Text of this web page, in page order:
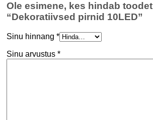
Ole esimene, kes hindab toodet
“Dekoratiivsed pirnid 10LED”
Sinu hinnang *
Sinu arvustus *